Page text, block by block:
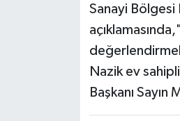
Sanayi Bölgesi
Nazik ev
Başkanı